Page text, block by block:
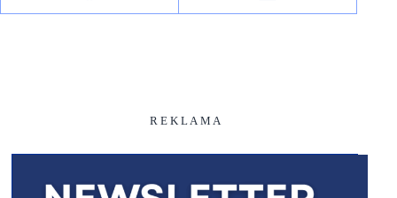
R E K L A M A